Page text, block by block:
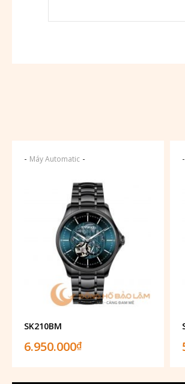
- Máy Automatic -
SK210BM
6.950.000₫
-